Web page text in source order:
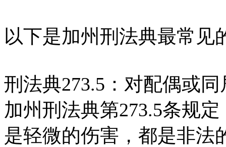
以下是加州刑法典最常见
刑法典273.5：对配偶或
加州刑法典第273.5条规
是轻微的伤害，都是非法